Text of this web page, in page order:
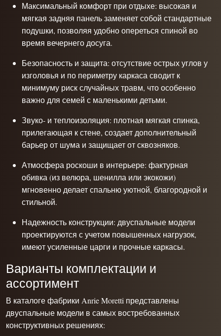
Максимальный комфорт при отдыхе: высокая и
мягкая задняя панель заменяет собой стандартные
подушки, позволяя удобно опереться спиной во
время вечернего досуга.
Безопасность и защита: отсутствие острых углов у
изголовья и по периметру каркаса сводит к
минимуму риск случайных травм, что особенно
важно для семей с маленькими детьми.
Звуко- и теплоизоляция: плотная мягкая спинка,
прилегающая к стене, создает дополнительный
барьер от шума и защищает от сквозняков.
Атмосфера роскоши в интерьере: фактурная
обивка (из велюра, шенилла или экокожи)
мгновенно делает спальню уютной, благородной и
стильной.
Надежность конструкции: двуспальные модели
проектируются с учетом повышенных нагрузок,
имеют усиленные царги и прочные каркасы.
Варианты комплектации и
ассортимент
В каталоге фабрики Anrie Moretti представлены
двуспальные модели в самых востребованных
конструктивных решениях: